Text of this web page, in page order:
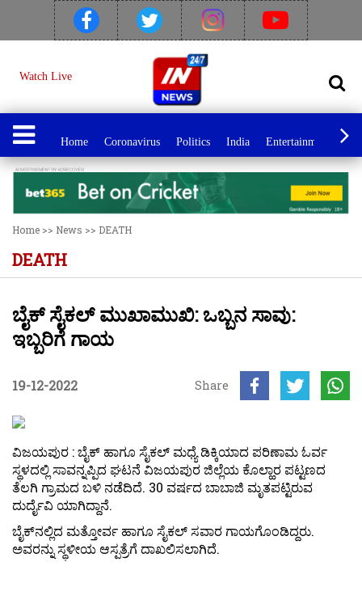
Watch Live
Home Coronavirus Politics India Entertainment
Home >> News >> DEATH
DEATH
ಬೈಕ್ ಸೈಕಲ್ ಮುಖಾಮುಖಿ: ಒಬ್ಬನ ಸಾವು:
ಇಬ್ಬರಿಗೆ ಗಾಯ
19-12-2022 Share
ವಿಜಯಪುರ : ಬೈಕ್ ಹಾಗೂ ಸೈಕಲ್ ಮಧ್ಯೆ ಡಿಕ್ಕಿಯಾದ ಪರಿಣಾಮ ಓರ್ವ
ಸ್ಥಳದಲ್ಲಿ ಸಾವನ್ನಪ್ಪಿದ ಘಟನೆ ವಿಜಯಪುರ ಜಿಲ್ಲೆಯ ಕೊಲ್ಹಾರ ಪಟ್ಟಣದ
ತೆಲಗಿ ಗ್ರಾಮದ ಬಳಿ ನಡೆದಿದೆ. 30 ವರ್ಷದ ಬಾಬಾಜಿ ಮೃತಪಟ್ಟಿರುವ
ದುರ್ದೈವಿ ಯಾಗಿದ್ದಾನೆ.
ಬೈಕ್‌ನಲ್ಲಿದ ಮತ್ತೋರ್ವ ಹಾಗೂ ಸೈಕಲ್ ಸವಾರ ಗಾಯಗೊಂಡಿದ್ದರು.
ಅವರನ್ನು ಸ್ಥಳೀಯ ಆಸ್ಪತ್ರೆಗೆ ದಾಖಲಿಸಲಾಗಿದೆ.